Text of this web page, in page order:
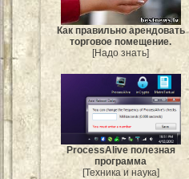
Как правильно арендовать
торговое помещение.
[Надо знать]
ProcessAlive полезная
программа
[Техника и наука]